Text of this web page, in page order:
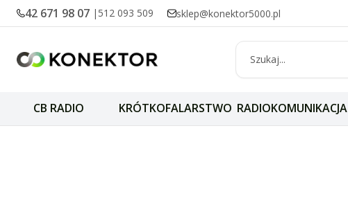
42 671 98 07 | 512 093 509 sklep@konektor5000.pl
CB RADIO KRÓTKOFALARSTWO RADIOKOMUNIKACJA